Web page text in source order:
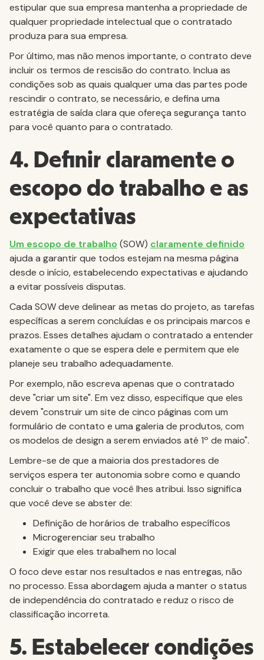
estipular que sua empresa mantenha a propriedade de
qualquer propriedade intelectual que o contratado
produza para sua empresa.
Por último, mas não menos importante, o contrato deve
incluir os termos de rescisão do contrato. Inclua as
condições sob as quais qualquer uma das partes pode
rescindir o contrato, se necessário, e defina uma
estratégia de saída clara que ofereça segurança tanto
para você quanto para o contratado.
4. Definir claramente o
escopo do trabalho e as
expectativas
Um escopo de trabalho (SOW) claramente definido
ajuda a garantir que todos estejam na mesma página
desde o início, estabelecendo expectativas e ajudando
a evitar possíveis disputas.
Cada SOW deve delinear as metas do projeto, as tarefas
específicas a serem concluídas e os principais marcos e
prazos. Esses detalhes ajudam o contratado a entender
exatamente o que se espera dele e permitem que ele
planeje seu trabalho adequadamente.
Por exemplo, não escreva apenas que o contratado
deve "criar um site". Em vez disso, especifique que eles
devem "construir um site de cinco páginas com um
formulário de contato e uma galeria de produtos, com
os modelos de design a serem enviados até 1º de maio".
Lembre-se de que a maioria dos prestadores de
serviços espera ter autonomia sobre como e quando
concluir o trabalho que você lhes atribui. Isso significa
que você deve se abster de:
Definição de horários de trabalho específicos
Microgerenciar seu trabalho
Exigir que eles trabalhem no local
O foco deve estar nos resultados e nas entregas, não
no processo. Essa abordagem ajuda a manter o status
de independência do contratado e reduz o risco de
classificação incorreta.
5. Estabelecer condições